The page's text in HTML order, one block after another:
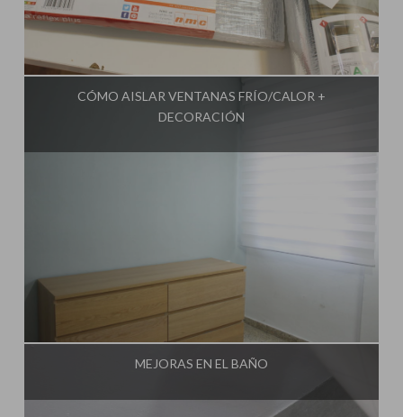
Una Casa Diferente
CÓMO AISLAR VENTANAS FRÍO/CALOR +
DECORACIÓN
Influencer: Una Casa Diferente
MEJORAS EN EL BAÑO